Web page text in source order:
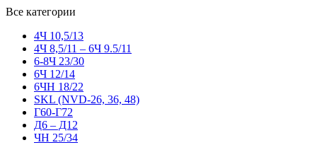
Все категории
4Ч 10,5/13
4Ч 8,5/11 – 6Ч 9.5/11
6-8Ч 23/30
6Ч 12/14
6ЧН 18/22
SKL (NVD-26, 36, 48)
Г60-Г72
Д6 – Д12
ЧН 25/34